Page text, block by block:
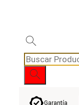
Búsqueda
de
productos
Garantía